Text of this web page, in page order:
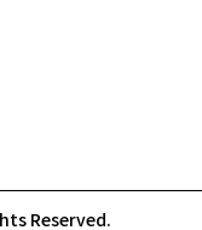
Reserved.